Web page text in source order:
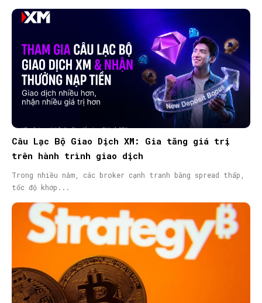
Câu Lạc Bộ Giao Dịch XM: Gia tăng giá trị
trên hành trình giao dịch
Trong nhiều năm, các broker cạnh tranh bằng spread thấp,
tốc độ khớp...